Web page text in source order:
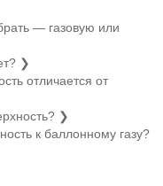
— газовую или
❯
отличается от
❯
к баллонному газу?